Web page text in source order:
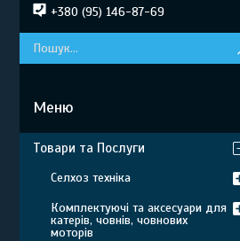
+380 (95) 146-87-69
Товари та Послуги
Селхоз техніка
Комплектуючі та аксесуари для
катерів, човнів, човнових
моторів